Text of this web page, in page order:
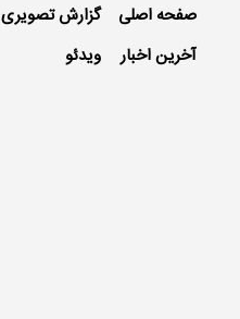
صفحه اصلی
آخرین اخبار
گزارش تصویری
ویدئو